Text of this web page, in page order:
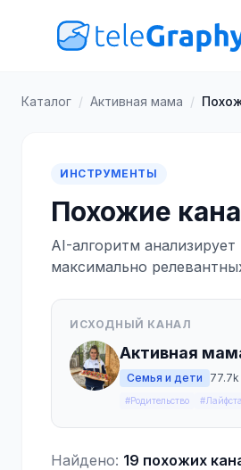
Каталог / Активная мама /
ИНСТРУМЕНТЫ
Похожие
AI-алгоритм
максимально
ИСХОДНЫЙ КАНАЛ
Активная
Семья и дети
#Родительство
Найдено: 19 похожих